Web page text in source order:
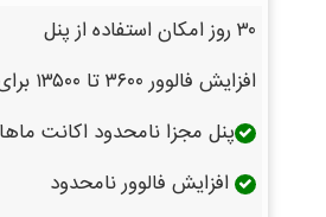
۳۰ روز امکان استفاده از پنل
افزایش فالوور ۳۶۰۰ تا ۱۳۵۰۰ برای هر اکانت
پنل مجزا نامحدود اکانت
افزایش فالوور نامحدود